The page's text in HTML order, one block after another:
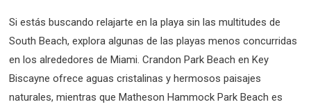
Si estás buscando relajarte en la playa sin las multitudes de
South Beach, explora algunas de las playas menos concurridas
en los alrededores de Miami. Crandon Park Beach en Key
Biscayne ofrece aguas cristalinas y hermosos paisajes
naturales, mientras que Matheson Hammock Park Beach es